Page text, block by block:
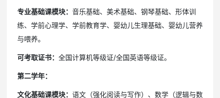
专业基础课模块： 音乐基础、美术基础、钢琴基础、形体训
练、学前心理学、学前教育学、婴幼儿生理基础、婴幼儿营养
与喂养。
可考取证书： 全国计算机等级证/全国英语等级证。
第二学年：
文化基础课模块： 语文（强化阅读与写作）、数学（逻辑与数